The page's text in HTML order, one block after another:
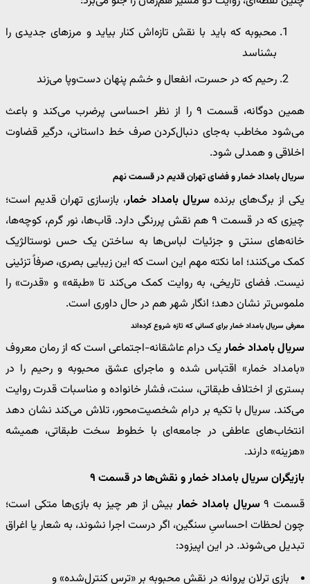
محبوبه که باید با نقش تازه‌اش کنار بیاید و مرزهای جدیدی را
بشناسد
رحیم که در حسرت، انفعال و خشم پنهان دست‌وپا می‌زند
همین دوگانه، قسمت ۹ را از نظر احساسی پرضرب می‌کند و باعث
می‌شود مخاطب به‌جای دنبال‌کردن صرف خط داستانی، درگیر قضاوت
اخلاقی و همدلی شود.
سریال بامداد خمار و فضای تهران قدیم در قسمت نهم
یکی از برگ‌های برنده سریال بامداد خمار، بازسازی تهران قدیم است؛
چیزی که در قسمت ۹ هم نقش پررنگی دارد. قاب‌ها، نور گرم، کوچه‌ها،
خانه‌های سنتی و جزئیات لباس‌ها به ساختن یک حس نوستالژیک
کمک می‌کنند؛ اما نکته مهم این است که این زیبایی بصری، صرفاً تزئینی
نیست. فضای تاریخی، به روایت کمک می‌کند تا «طبقه» و «قدرت» را
ملموس‌تر نشان دهد؛ انگار شهر هم در حال داوری است.
معرفی سریال بامداد خمار برای کسانی که تازه شروع کرده‌اند
سریال بامداد خماریک درام عاشقانه-اجتماعی است که از رمان معروف
«بامداد خمار» اقتباس شده و ماجرای عشق محبوبه و رحیم را در
بستری از اختلاف طبقاتی، سنت، فشار خانواده و مناسبات قدرت روایت
می‌کند. سریال با تکیه بر درام شخصیت‌محور، تلاش می‌کند نشان دهد
انتخاب‌های عاطفی در جامعه‌ای با خطوط سخت طبقاتی، همیشه
«هزینه» دارند.
بازیگران سریال بامداد خمار و نقش‌ها در قسمت ۹
قسمت ۹
سریال بامداد خماربیش از هر چیز به بازی‌ها متکی است؛
چون لحظات احساسیِ سنگین، اگر درست اجرا نشوند، به شعار یا اغراق
تبدیل می‌شوند. در این اپیزود:
بازی ترلان پروانه در نقش محبوبه بر «ترس کنترل‌شده» و